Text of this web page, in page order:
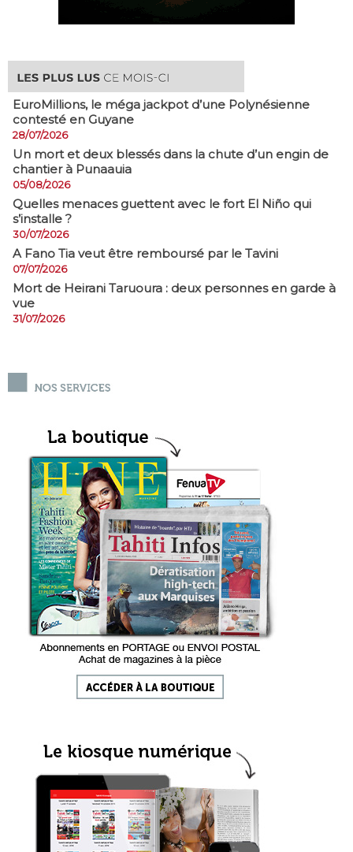
EuroMillions, ​le méga jackpot d’une Polynésienne
contesté en Guyane
28/07/2026
​Un mort et deux blessés dans la chute d’un engin de
chantier à Punaauia
05/08/2026
Quelles menaces guettent avec le fort El Niño qui
s’installe ?
30/07/2026
A Fano Tia veut être remboursé par le Tavini
07/07/2026
Mort de Heirani Taruoura : deux personnes en garde à
vue
31/07/2026